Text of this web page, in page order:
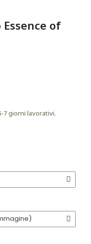
of
7 giorni lavorativi.